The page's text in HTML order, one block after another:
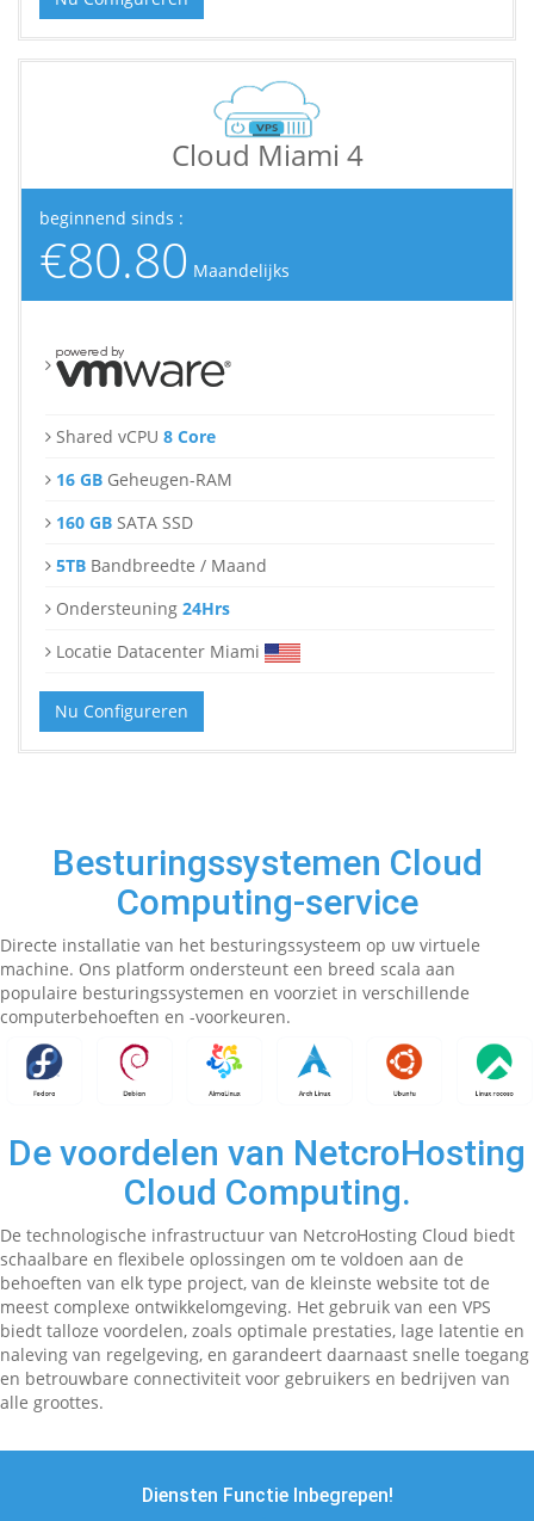
Cloud Miami 4
beginnend sinds :
€80.80 Maandelijks
Shared vCPU 8 Core
16 GB Geheugen-RAM
160 GB SATA SSD
5TB Bandbreedte / Maand
Ondersteuning 24Hrs
Locatie Datacenter Miami
Nu Configureren
Besturingssystemen Cloud
Computing-service
Directe installatie van het besturingssysteem op uw virtuele
machine. Ons platform ondersteunt een breed scala aan
populaire besturingssystemen en voorziet in verschillende
computerbehoeften en -voorkeuren.
De voordelen van NetcroHosting
Cloud Computing.
De technologische infrastructuur van NetcroHosting Cloud biedt
schaalbare en flexibele oplossingen om te voldoen aan de
behoeften van elk type project, van de kleinste website tot de
meest complexe ontwikkelomgeving. Het gebruik van een VPS
biedt talloze voordelen, zoals optimale prestaties, lage latentie en
naleving van regelgeving, en garandeert daarnaast snelle toegang
en betrouwbare connectiviteit voor gebruikers en bedrijven van
alle groottes.
Diensten Functie Inbegrepen!